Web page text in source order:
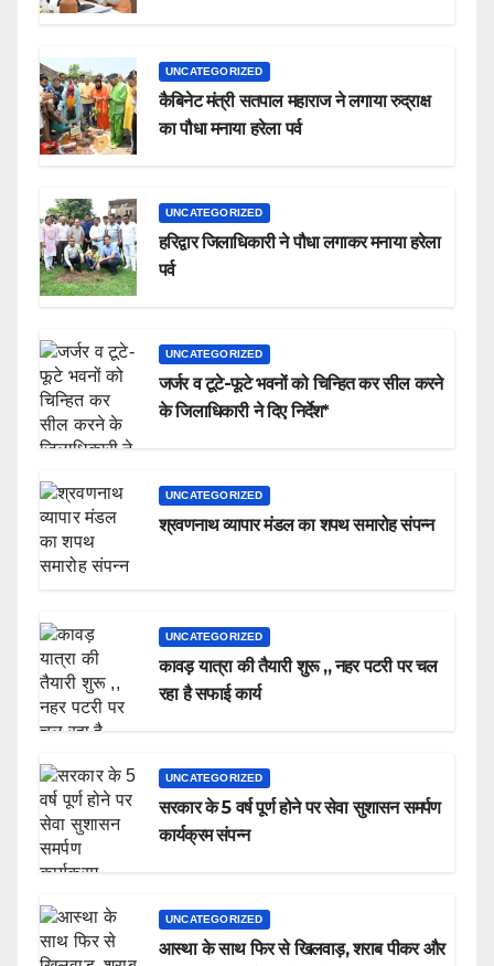
UNCATEGORIZED
कैबिनेट मंत्री सतपाल महाराज ने लगाया रुद्राक्ष
का पौधा मनाया हरेला पर्व
UNCATEGORIZED
हरिद्वार जिलाधिकारी ने पौधा लगाकर मनाया हरेला
पर्व
UNCATEGORIZED
जर्जर व टूटे-फूटे भवनों को चिन्हित कर सील करने
के जिलाधिकारी ने दिए निर्देश*
UNCATEGORIZED
श्रवणनाथ व्यापार मंडल का शपथ समारोह संपन्न
UNCATEGORIZED
कावड़ यात्रा की तैयारी शुरू ,, नहर पटरी पर चल
रहा है सफाई कार्य
UNCATEGORIZED
सरकार के 5 वर्ष पूर्ण होने पर सेवा सुशासन समर्पण
कार्यक्रम संपन्न
UNCATEGORIZED
आस्था के साथ फिर से खिलवाड़, शराब पीकर और